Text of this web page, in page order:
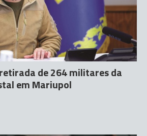
de 264 militares da
em Mariupol